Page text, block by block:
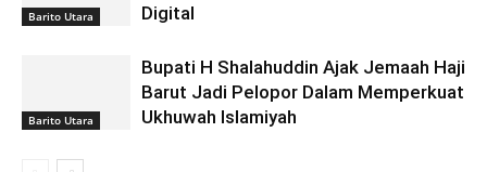
Barito Utara
Digital
Barito Utara
Bupati H Shalahuddin Ajak Jemaah Haji
Barut Jadi Pelopor Dalam Memperkuat
Ukhuwah Islamiyah